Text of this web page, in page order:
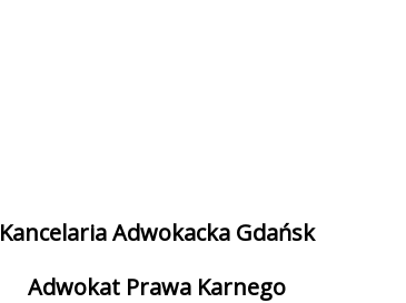
Kancelaria Adwokacka Gdańsk
Adwokat Prawa Karnego